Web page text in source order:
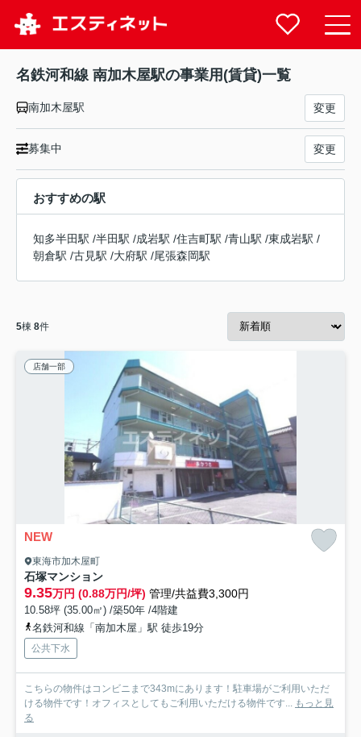
名鉄河和線 南加木屋駅の事業用(賃貸)一覧
南加木屋駅 変更
募集中 変更
おすすめの駅
知多半田駅 /半田駅 /成岩駅 /住吉町駅 /青山駅 /東成岩駅 /
朝倉駅 /古見駅 /大府駅 /尾張森岡駅
5棟 8件
店舗一部
NEW
東海市加木屋町
石塚マンション
9.35万円 (0.88万円/坪) 管理/共益費3,300円
10.58坪 (35.00㎡) /築50年 /4階建
名鉄河和線「南加木屋」駅 徒歩19分
公共下水
こちらの物件はコンビニまで343mにあります！駐車場がご利用いただ
ける物件です！オフィスとしてもご利用いただける物件です...
もっと見
る